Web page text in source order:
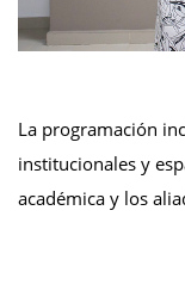
La programación
institucionales y
académica y los